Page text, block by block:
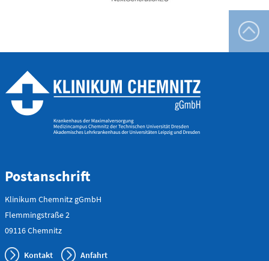
AugenärztlicherBehandlungsbereich
Chirurgischer
HNO-ärztlicherBehandlungsbereich
KinderärztlicherBehandlungsbereich
bereitschaftspraxen.116117.de
Postanschrift
Klinikum Chemnitz gGmbH
Flemmingstraße 2
09116 Chemnitz
Kontakt Anfahrt